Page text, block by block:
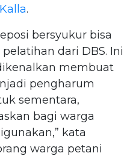
.
bersyukur bisa
dari DBS. Ini
membuat
pengharum
sementara,
bagi warga
kata
warga petani